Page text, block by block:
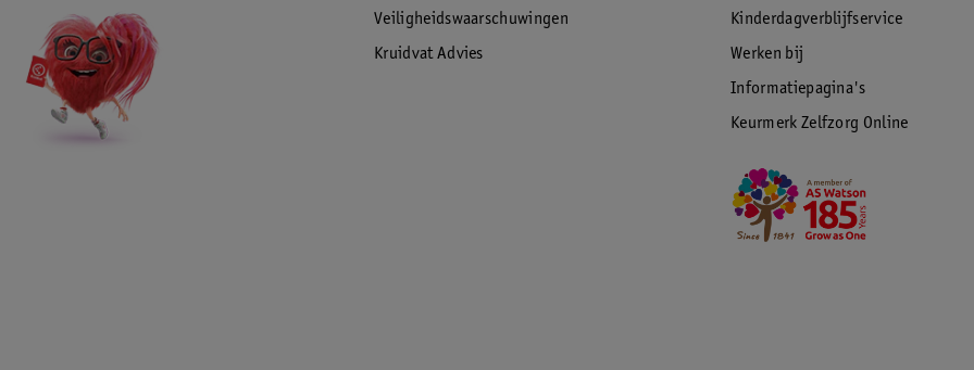
Veiligheidswaarschuwingen
Kruidvat Advies
Kinderdagverblijfservice
Werken bij
Informatiepagina's
Keurmerk Zelfzorg Online